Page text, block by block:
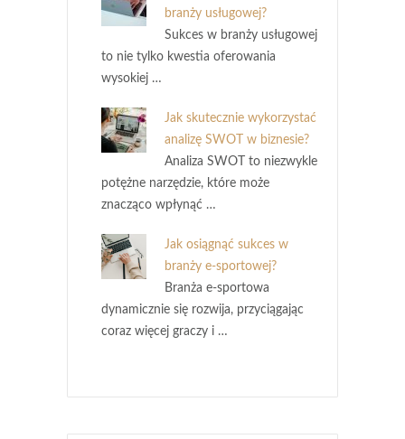
branży usługowej?
Sukces w branży usługowej
to nie tylko kwestia oferowania
wysokiej …
Jak skutecznie wykorzystać
analizę SWOT w biznesie?
Analiza SWOT to niezwykle
potężne narzędzie, które może
znacząco wpłynąć …
Jak osiągnąć sukces w
branży e-sportowej?
Branża e-sportowa
dynamicznie się rozwija, przyciągając
coraz więcej graczy i …